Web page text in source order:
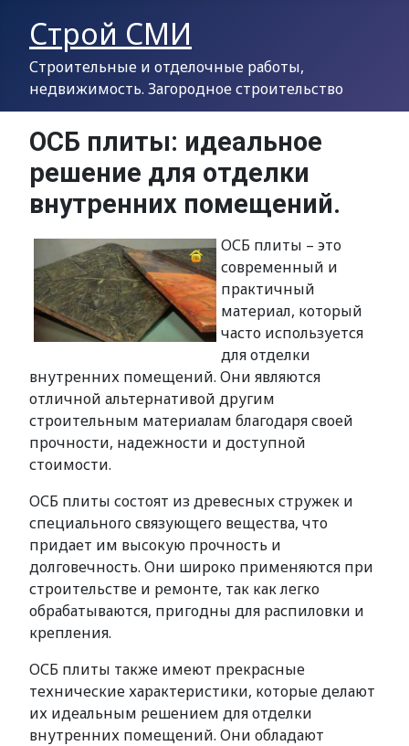
Строй СМИ
Строительные и отделочные работы,
недвижимость. Загородное строительство
ОСБ плиты: идеальное
решение для отделки
внутренних помещений.
ОСБ плиты – это
современный и
практичный
материал, который
часто используется
для отделки
внутренних помещений. Они являются
отличной альтернативой другим
строительным материалам благодаря своей
прочности, надежности и доступной
стоимости.
ОСБ плиты состоят из древесных стружек и
специального связующего вещества, что
придает им высокую прочность и
долговечность. Они широко применяются при
строительстве и ремонте, так как легко
обрабатываются, пригодны для распиловки и
крепления.
ОСБ плиты также имеют прекрасные
технические характеристики, которые делают
их идеальным решением для отделки
внутренних помещений. Они обладают